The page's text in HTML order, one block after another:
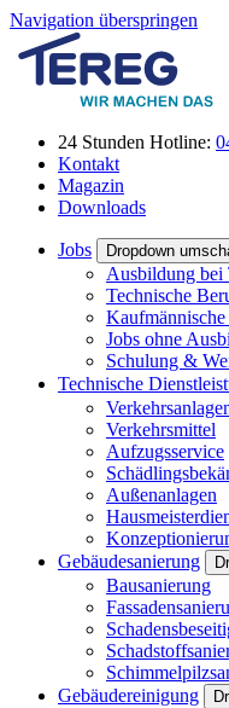
Navigation überspringen
24 Stunden Hotline:
Kontakt
Magazin
Downloads
Jobs Dropdown
Ausbildung bei
Technische
Jobs ohne
Schulung &
Technische
Verkehrsmittel
Aufzugsservice
Außenanlagen
Gebäudesanierung
Bausanierung
Gebäudereinigung